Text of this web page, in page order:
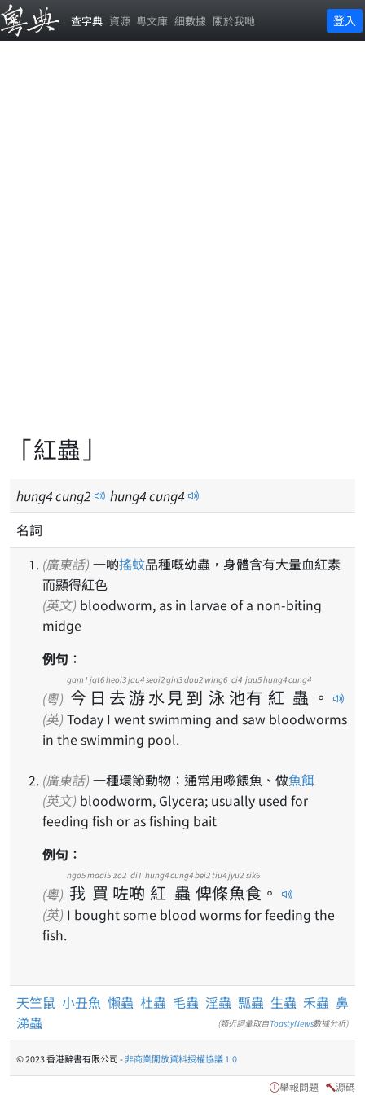
查字典 資源 粵文庫 細數據 關於我哋 登入
「紅蟲」
hung4cung2 hung4cung4
名詞
(廣東話) 一啲搖蚊品種嘅幼蟲，身體含有大量血紅素
而顯得紅色
(英文)
midge
例句：
(粵) 今
gam1
日
jat6
去
heoi3
游
jau4
水
seoi2
見
gin3
到
dou2
泳
wing6
池
ci4
有
jau5
紅
hung4
蟲
cung4
。
(英) Today I went swimming and saw bloodworms
in the swimming pool.
(廣東話) 一種環節動物；通常用嚟餵魚、做魚餌
(英文)
feeding fish or as fishing bait
例句：
(粵) 我
ngo5
買
maai5
咗
zo2
啲
di1
紅
hung4
蟲
cung4
俾
bei2
條
tiu4
魚
jyu2
食
sik6
。
(英) I bought some blood worms for feeding the
fish.
天竺鼠 小丑魚 懶蟲 杜蟲 毛蟲 淫蟲 瓢蟲 生蟲 禾蟲 鼻
涕蟲
(類近詞彙取自ToastyNews數據分析)
© 2023 香港辭書有限公司 -非商業開放資料授權協議 1.0
舉報問題 源碼